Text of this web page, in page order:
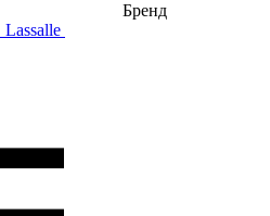
Бренд
Lassalle